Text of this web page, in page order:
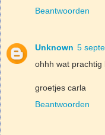
Beantwoorden
Unknown 5
ohhh wat prachtig
groetjes carla
Beantwoorden